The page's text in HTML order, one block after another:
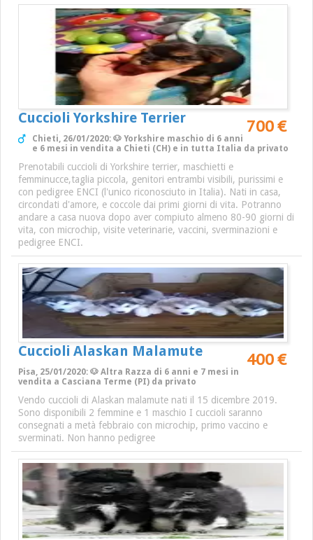
Cuccioli Yorkshire Terrier 700 €
Chieti, 26/01/2020: 🐶 Yorkshire maschio di 6 anni
e 6 mesi in vendita a Chieti (CH) e in tutta Italia da privato
Prenotabili cuccioli di Yorkshire terrier, maschietti e
femminucce,taglia piccola, genitori entrambi visibili, purissimi e
con pedigree ENCI (l'unico riconosciuto in Italia). Nati in casa,
circondati d'amore, e coccole dai primi giorni di vita. Potranno
andare a casa nuova dopo aver compiuto almeno 80-90 giorni di
vita, con microchip, visite veterinarie, vaccini, sverminazioni e
pedigree ENCI.
Cuccioli Alaskan Malamute 400 €
Pisa, 25/01/2020: 🐶 Altra Razza di 6 anni e 7 mesi in
vendita a Casciana Terme (PI) da privato
Vendo cuccioli di Alaskan malamute nati il 15 dicembre 2019.
Sono disponibili 2 femmine e 1 maschio I cuccioli saranno
consegnati a metà febbraio con microchip, primo vaccino e
sverminati. Non hanno pedigree